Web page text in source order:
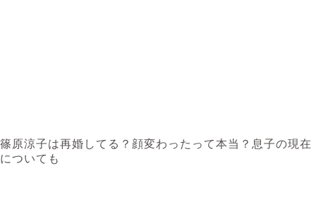
篠原涼子は再婚してる？顔変わったって本当？息子の現在
についても